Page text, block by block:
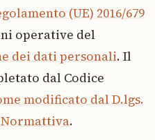
(UE) 2016/679
operative del
dei dati personali. Il
dal Codice
modificato dal D.lgs.
Normattiva.